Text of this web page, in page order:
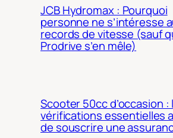
JCB Hydromax : Pourquoi
personne ne s’intéresse
records de vitesse (sauf
Prodrive s’en mêle)
Scooter 50cc d’occasion :
vérifications essentielles
de souscrire une